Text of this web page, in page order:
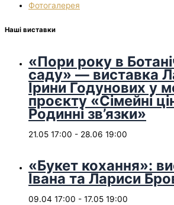
Фотогалерея
Наші виставки
«Пори року в
саду» — виставка
Ірини Годунових у
проєкту «Сімейні
Родинні зв’язки»
21.05 17:00 - 28.06 19:00
«Букет кохання»:
Івана та Лариси
09.04 17:00 - 17.05 19:00